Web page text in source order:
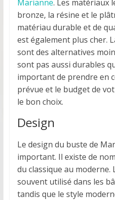
Marianne. Les matériaux
bronze, la résine et le
matériau durable et de
est également plus cher.
sont des alternatives
sont pas aussi durables
important de prendre en
prévue et le budget de
le bon choix.
Design
Le design du buste de
important. Il existe de
du classique au moderne.
souvent utilisé dans les
tandis que le style